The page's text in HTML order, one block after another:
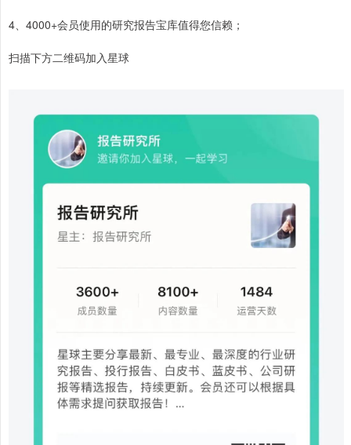
4、4000+会员使用的研究报告宝库值得您信赖；
扫描下方二维码加入星球